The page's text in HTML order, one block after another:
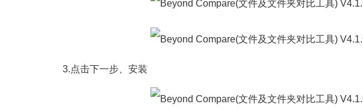
3.点击下一步、安装